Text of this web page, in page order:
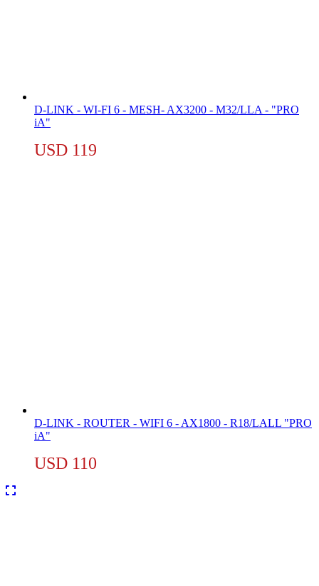
D-LINK - WI-FI 6 - MESH- AX3200 - M32/LLA - "PRO
iA"
USD 119
D-LINK - ROUTER - WIFI 6 - AX1800 - R18/LALL "PRO
iA"
USD 110